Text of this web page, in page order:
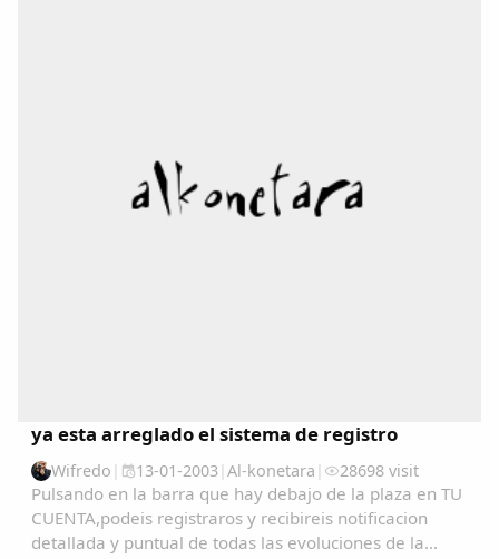
ya esta arreglado el sistema de registro
Wifredo | 13-01-2003| Al-konetara | 28698 visit
Pulsando en la barra que hay debajo de la plaza en TU
CUENTA,podeis registraros y recibireis notificacion
detallada y puntual de todas las evoluciones de la